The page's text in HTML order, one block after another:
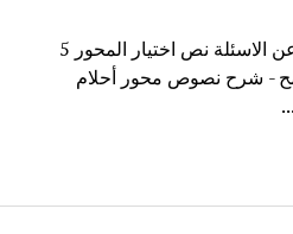
شرح نص اختيار مع الاجابة عن الاسئلة نص اختيار المحور 5
- شرح نصوص محور أحلام